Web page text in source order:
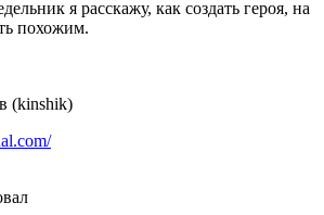
я расскажу, как создать героя, на
похожим.
(kinshik)